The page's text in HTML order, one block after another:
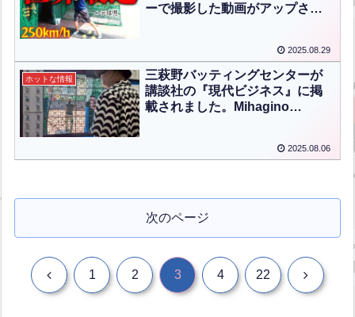
ーで撮影した動画がアップされ
uploaded on the YouTube
channel “Haisai Tanteidan no
Kyujitsu”!”【ENG CHT KOR
JPN】
2025.08.29
ホットな情報
三萩野バッティングセンターが
講談社の『現代ビジネス』に掲
載されました。Mihagino
Business【ENG CHT KOR2025.08.06
次のページ
前 1 2 3 4 22 次